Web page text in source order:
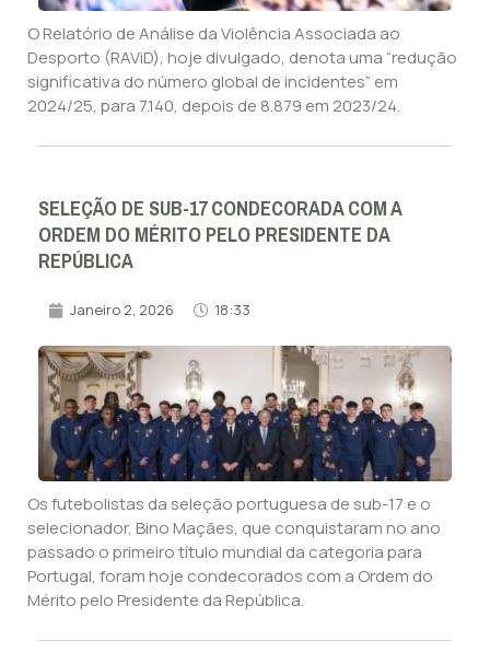
O Relatório de Análise da Violência Associada ao
Desporto (RAViD), hoje divulgado, denota uma “redução
significativa do número global de incidentes” em
2024/25, para 7.140, depois de 8.879 em 2023/24.
SELEÇÃO DE SUB-17 CONDECORADA COM A
ORDEM DO MÉRITO PELO PRESIDENTE DA
REPÚBLICA
Janeiro 2, 2026 18:33
Os futebolistas da seleção portuguesa de sub-17 e o
selecionador, Bino Maçães, que conquistaram no ano
passado o primeiro título mundial da categoria para
Portugal, foram hoje condecorados com a Ordem do
Mérito pelo Presidente da República.